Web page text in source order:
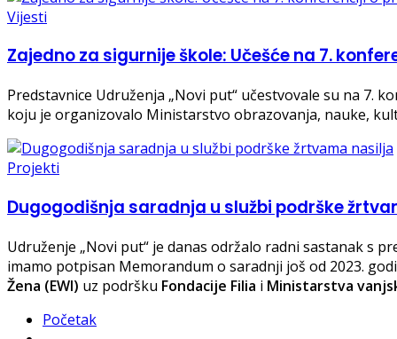
Vijesti
Zajedno za sigurnije škole: Učešće na 7.
Predstavnice Udruženja „Novi put“ učestvovale su na 7.
koju je organizovalo Ministarstvo obrazovanja, nauke,
Projekti
Dugogodišnja saradnja u službi podrške
Udruženje „Novi put“ je danas održalo radni sastanak s
imamo potpisan Memorandum o saradnji još od 2023.
Žena (EWI) uz podršku Fondacije Filia i Ministarstva
Početak